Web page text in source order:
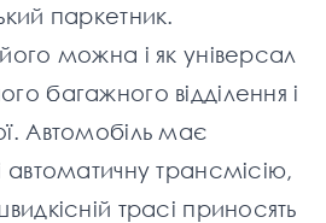
паркетник.
можна і як універсал
багажного відділення і
Автомобіль має
автоматичну трансмісію,
трасі приносять